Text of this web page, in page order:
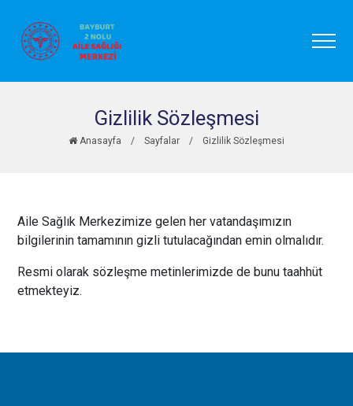
Gizlilik Sözleşmesi
Anasayfa / Sayfalar / Gizlilik Sözleşmesi
Aile Sağlık Merkezimize gelen her vatandaşımızın
bilgilerinin tamamının gizli tutulacağından emin olmalıdır.
Resmi olarak sözleşme metinlerimizde de bunu taahhüt
etmekteyiz.